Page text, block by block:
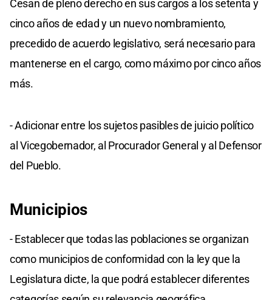
Cesan de pleno derecho en sus cargos a los setenta y
cinco años de edad y un nuevo nombramiento,
precedido de acuerdo legislativo, será necesario para
mantenerse en el cargo, como máximo por cinco años
más.
- Adicionar entre los sujetos pasibles de juicio político
al Vicegobernador, al Procurador General y al Defensor
del Pueblo.
Municipios
- Establecer que todas las poblaciones se organizan
como municipios de conformidad con la ley que la
Legislatura dicte, la que podrá establecer diferentes